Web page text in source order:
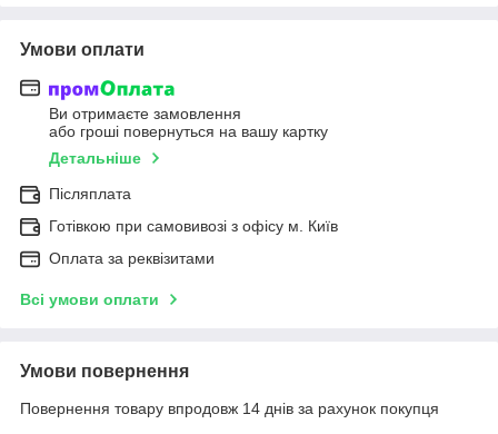
Умови оплати
Ви отримаєте замовлення
або гроші повернуться на вашу картку
Детальніше
Післяплата
Готівкою при самовивозі з офісу м. Київ
Оплата за реквізитами
Всі умови оплати
Умови повернення
Повернення товару впродовж 14 днів за рахунок покупця